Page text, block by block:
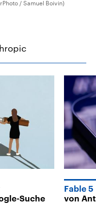
/ Samuel Boivin)
Suche
Fable
von